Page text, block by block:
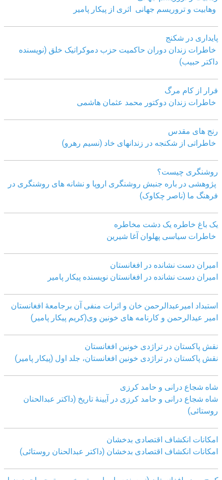
وهابیت و تروریسم جهانی اثری از پیکار پامیر
پایداری در شکنج
خاطرات زندان دوران حاکمیت حزب دموکراتیک خلق (نویسنده
داکتر حبیب)
فرار از کام مرگ
خاطرات زندان دوکتور محمد عثمان هاشمی
رنج های مقدس
خاطراتی از شکنجه در زندانهای خاد (نسیم رهرو)
روشنگری چیست؟
پژوهشی در باره جنبش روشنگری اروپا و نشانه های روشنگری در
فرهنگ ما (ناصر چکاوک)
یک باغ خاطره یک دشت مخاطره
خاطرات سیاسی پهلوان آغا شیرین
امیران دست نشانده در افغانستان
امیران دست نشانده در افغانستان نویسنده پیکار پامیر
استبداد امیرعبدالرحمن خان و اثرات منفی آن برجامعۀ افغانستان
امیر عیدالرحمن و کارنامه های خونین وی(کریم پیکار پامیر)
نقش پاکستان در تراژدی خونین افغانستان
نقش پاکستان در تراژدی خونین افغانستان، جلد اول (پیکار پامیر)
شاه شجاع درانی و حامد کرزی
شاه شجاع درانی و حامد کرزی در آیینۀ تاریخ (داکتر عبدالحنان
روستائی)
امکانات انکشاف اقتصادی بدخشان
امکانات انکشاف اقتصادی بدخشان (داکتر عبدالحنان روستائی)